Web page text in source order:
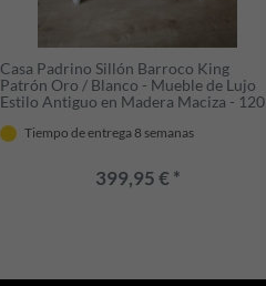
Casa Padrino Sillón Barroco King
Patrón Oro / Blanco - Mueble de Lujo
Estilo Antiguo en Madera Maciza - 120
Tiempo de entrega 8 semanas
399,95 € *